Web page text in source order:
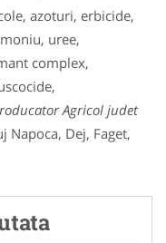
azoturi, erbicide,
uree,
complex,
Agricol judet
Napoca, Dej, Faget,